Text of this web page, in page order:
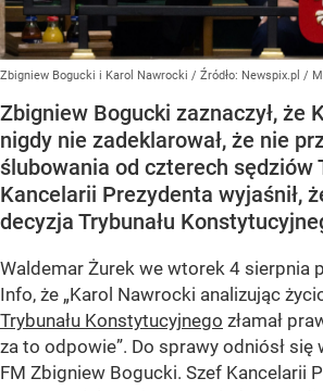
Zbigniew Bogucki i Karol Nawrocki / Źródło: Newspix.pl /
Zbigniew Bogucki zaznaczył, że
nigdy nie zadeklarował, że nie
ślubowania od czterech sędziów
Kancelarii Prezydenta wyjaśnił,
decyzja Trybunału
Waldemar Żurek we wtorek 4 sierpnia
Info, że „Karol Nawrocki analizując
Trybunału Konstytucyjnego złamał
za to odpowie”. Do sprawy odniósł się
FM Zbigniew Bogucki. Szef Kancelarii